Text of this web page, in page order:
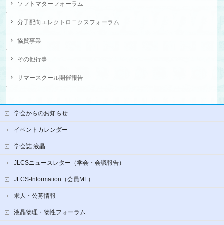
ソフトマターフォーラム
分子配向エレクトロニクスフォーラム
協賛事業
その他行事
サマースクール開催報告
学会からのお知らせ
イベントカレンダー
学会誌 液晶
JLCSニュースレター（学会・会議報告）
JLCS-Information（会員ML）
求人・公募情報
液晶物理・物性フォーラム